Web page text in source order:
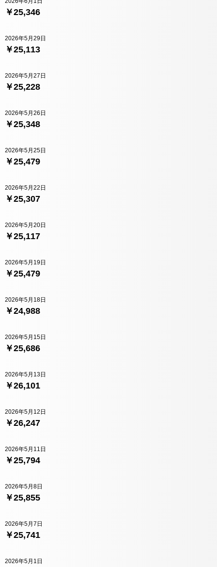
￥25,346
￥25,113
2026年5月29日
￥25,228
2026年5月27日
￥25,348
2026年5月26日
￥25,479
2026年5月25日
￥25,307
2026年5月22日
￥25,117
2026年5月20日
￥25,479
2026年5月19日
￥24,988
2026年5月18日
￥25,686
2026年5月15日
￥26,101
2026年5月13日
￥26,247
2026年5月12日
￥25,794
2026年5月11日
￥25,855
2026年5月8日
￥25,741
2026年5月7日
2026年5月1日